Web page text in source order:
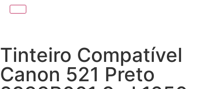
Tinteiro Compatível
Canon 521 Preto